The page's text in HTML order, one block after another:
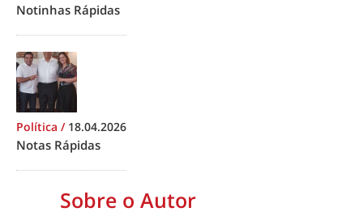
Notinhas Rápidas
Política / 18.04.2026
Notas Rápidas
Sobre o Autor